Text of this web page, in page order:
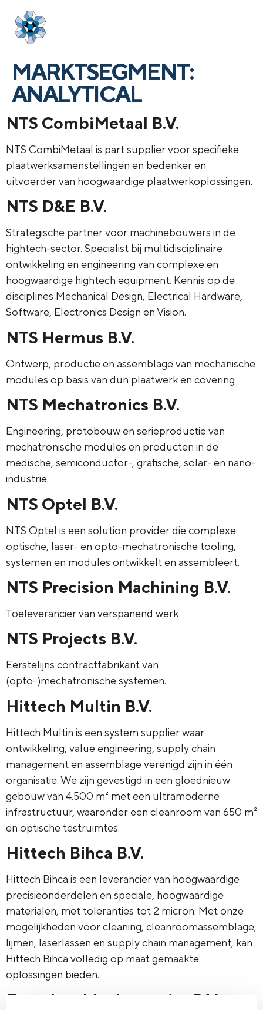
MARKTSEGMENT:
ANALYTICAL
NTS CombiMetaal B.V.
NTS CombiMetaal is part supplier voor specifieke
plaatwerksamenstellingen en bedenker en
uitvoerder van hoogwaardige plaatwerkoplossingen.
NTS D&E B.V.
Strategische partner voor machinebouwers in de
hightech-sector. Specialist bij multidisciplinaire
ontwikkeling en engineering van complexe en
hoogwaardige hightech equipment. Kennis op de
disciplines Mechanical Design, Electrical Hardware,
Software, Electronics Design en Vision.
NTS Hermus B.V.
Ontwerp, productie en assemblage van mechanische
modules op basis van dun plaatwerk en covering
NTS Mechatronics B.V.
Engineering, protobouw en serieproductie van
mechatronische modules en producten in de
medische, semiconductor-, grafische, solar- en nano-
industrie.
NTS Optel B.V.
NTS Optel is een solution provider die complexe
optische, laser- en opto-mechatronische tooling,
systemen en modules ontwikkelt en assembleert.
NTS Precision Machining B.V.
Toeleverancier van verspanend werk
NTS Projects B.V.
Eerstelijns contractfabrikant van
(opto-)mechatronische systemen.
Hittech Multin B.V.
Hittech Multin is een system supplier waar
ontwikkeling, value engineering, supply chain
management en assemblage verenigd zijn in één
organisatie. We zijn gevestigd in een gloednieuw
gebouw van 4.500 m² met een ultramoderne
infrastructuur, waaronder een cleanroom van 650 m²
en optische testruimtes.
Hittech Bihca B.V.
Hittech Bihca is een leverancier van hoogwaardige
precisieonderdelen en speciale, hoogwaardige
materialen, met toleranties tot 2 micron. Met onze
mogelijkheden voor cleaning, cleanroomassemblage,
lijmen, laserlassen en supply chain management, kan
Hittech Bihca volledig op maat gemaakte
oplossingen bieden.
Frencken Mechatronics B.V.